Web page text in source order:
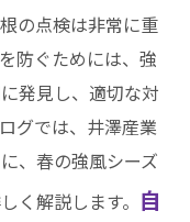
の点検は非常に重
防ぐためには、強
発見し、適切な対
グでは、井澤産業
、春の強風シーズ
く解説します。 自